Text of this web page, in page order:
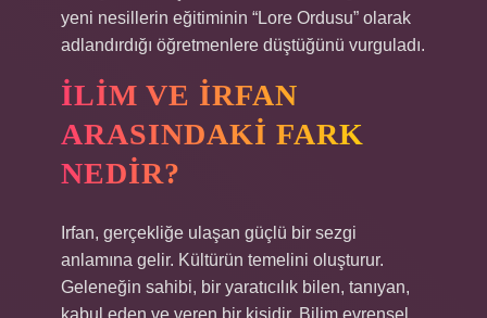
yeni nesillerin eğitiminin “Lore Ordusu” olarak
adlandırdığı öğretmenlere düştüğünü vurguladı.
İLIM VE IRFAN
ARASINDAKI FARK
NEDIR?
Irfan, gerçekliğe ulaşan güçlü bir sezgi
anlamına gelir. Kültürün temelini oluşturur.
Geleneğin sahibi, bir yaratıcılık bilen, tanıyan,
kabul eden ve veren bir kişidir. Bilim evrensel